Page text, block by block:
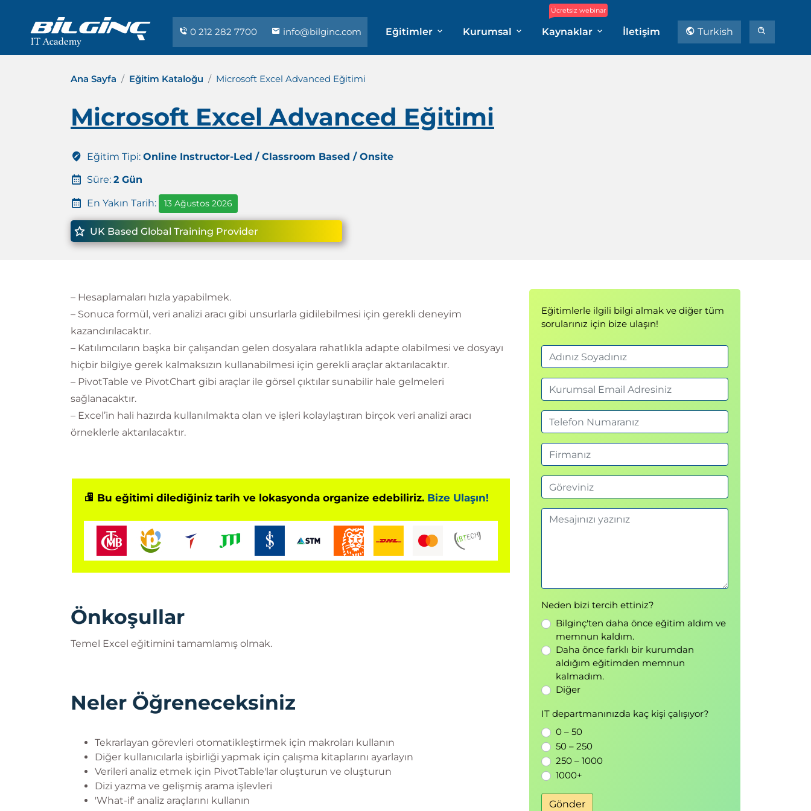
0 212 282 7700 info@bilginc.com Eğitimler Kurumsal
Ücretsiz webinar
Kaynaklar İletişim Turkish
Ana Sayfa Eğitim Kataloğu Microsoft Excel Advanced Eğitimi
Microsoft Excel Advanced Eğitimi
Eğitim Tipi: Online Instructor-Led / Classroom Based / Onsite
Süre: 2 Gün
En Yakın Tarih: 13 Ağustos 2026
UK Based Global Training Provider
– Hesaplamaları hızla yapabilmek.
– Sonuca formül, veri analizi aracı gibi unsurlarla gidilebilmesi için gerekli deneyim
kazandırılacaktır.
– Katılımcıların başka bir çalışandan gelen dosyalara rahatlıkla adapte olabilmesi ve dosyayı
hiçbir bilgiye gerek kalmaksızın kullanabilmesi için gerekli araçlar aktarılacaktır.
– PivotTable ve PivotChart gibi araçlar ile görsel çıktılar sunabilir hale gelmeleri
sağlanacaktır.
– Excel’in hali hazırda kullanılmakta olan ve işleri kolaylaştıran birçok veri analizi aracı
örneklerle aktarılacaktır.
Bu eğitimi dilediğiniz tarih ve lokasyonda organize edebiliriz. Bize Ulaşın!
Önkoşullar
Temel Excel eğitimini tamamlamış olmak.
Neler Öğreneceksiniz
Tekrarlayan görevleri otomatikleştirmek için makroları kullanın
Diğer kullanıcılarla işbirliği yapmak için çalışma kitaplarını ayarlayın
Verileri analiz etmek için PivotTable'lar oluşturun ve oluşturun
Dizi yazma ve gelişmiş arama işlevleri
'What-if' analiz araçlarını kullanın
Eğitimlerle ilgili bilgi almak ve diğer tüm
sorularınız için bize ulaşın!
Neden bizi tercih ettiniz?
Bilginç'ten daha önce eğitim aldım ve
memnun kaldım.
Daha önce farklı bir kurumdan
aldığım eğitimden memnun
kalmadım.
Diğer
IT departmanınızda kaç kişi çalışıyor?
0 – 50
50 – 250
250 – 1000
1000+
Gönder